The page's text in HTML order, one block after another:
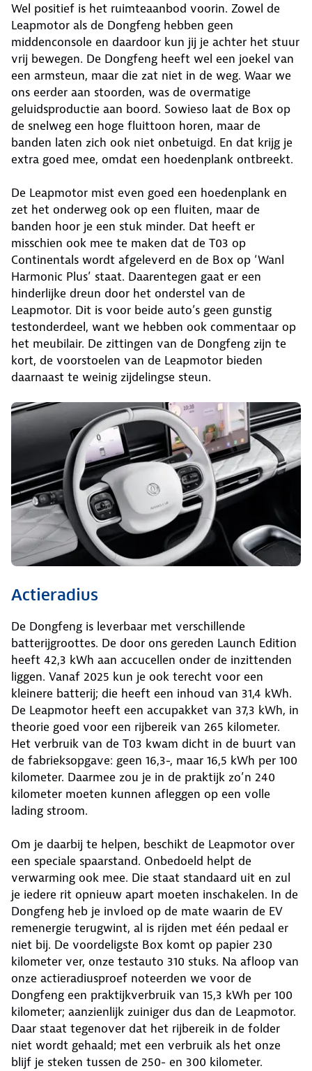
Wel positief is het ruimteaanbod voorin. Zowel de
Leapmotor als de Dongfeng hebben geen
middenconsole en daardoor kun jij je achter het stuur
vrij bewegen. De Dongfeng heeft wel een joekel van
een armsteun, maar die zat niet in de weg. Waar we
ons eerder aan stoorden, was de overmatige
geluidsproductie aan boord. Sowieso laat de Box op
de snelweg een hoge fluittoon horen, maar de
banden laten zich ook niet onbetuigd. En dat krijg je
extra goed mee, omdat een hoedenplank ontbreekt.
De Leapmotor mist even goed een hoedenplank en
zet het onderweg ook op een fluiten, maar de
banden hoor je een stuk minder. Dat heeft er
misschien ook mee te maken dat de T03 op
Continentals wordt afgeleverd en de Box op ‘Wanl
Harmonic Plus’ staat. Daarentegen gaat er een
hinderlijke dreun door het onderstel van de
Leapmotor. Dit is voor beide auto’s geen gunstig
testonderdeel, want we hebben ook commentaar op
het meubilair. De zittingen van de Dongfeng zijn te
kort, de voorstoelen van de Leapmotor bieden
daarnaast te weinig zijdelingse steun.
Actieradius
De Dongfeng is leverbaar met verschillende
batterijgroottes. De door ons gereden Launch Edition
heeft 42,3 kWh aan accucellen onder de inzittenden
liggen. Vanaf 2025 kun je ook terecht voor een
kleinere batterij; die heeft een inhoud van 31,4 kWh.
De Leapmotor heeft een accupakket van 37,3 kWh, in
theorie goed voor een rijbereik van 265 kilometer.
Het verbruik van de T03 kwam dicht in de buurt van
de fabrieksopgave: geen 16,3-, maar 16,5 kWh per 100
kilometer. Daarmee zou je in de praktijk zo’n 240
kilometer moeten kunnen afleggen op een volle
lading stroom.
Om je daarbij te helpen, beschikt de Leapmotor over
een speciale spaarstand. Onbedoeld helpt de
verwarming ook mee. Die staat standaard uit en zul
je iedere rit opnieuw apart moeten inschakelen. In de
Dongfeng heb je invloed op de mate waarin de EV
remenergie terugwint, al is rijden met één pedaal er
niet bij. De voordeligste Box komt op papier 230
kilometer ver, onze testauto 310 stuks. Na afloop van
onze actieradiusproef noteerden we voor de
Dongfeng een praktijkverbruik van 15,3 kWh per 100
kilometer; aanzienlijk zuiniger dus dan de Leapmotor.
Daar staat tegenover dat het rijbereik in de folder
niet wordt gehaald; met een verbruik als het onze
blijf je steken tussen de 250- en 300 kilometer.